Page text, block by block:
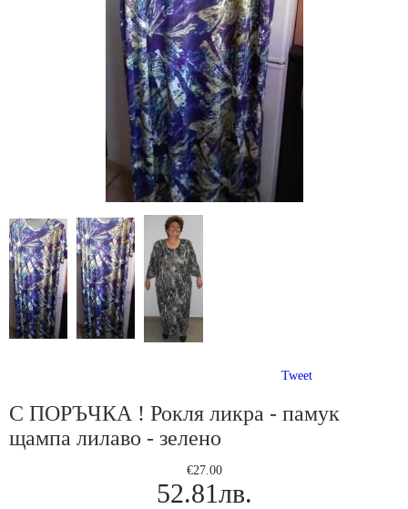
Tweet
С ПОРЪЧКА ! Рокля ликра - памук
щампа лилаво - зелено
€27.00
52.81лв.